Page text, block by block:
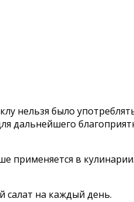
нельзя было
дальнейшего
применяется в
салат на каждый день.